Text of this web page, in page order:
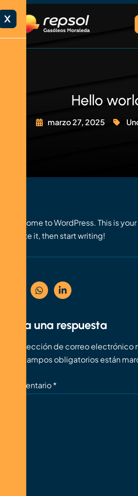
X
Hello
marzo 27, 2025
Welcome to WordPress. This is
delete it, then start writing!
Deja una respuesta
Tu dirección de correo electrónico
Los campos obligatorios están
Comentario*